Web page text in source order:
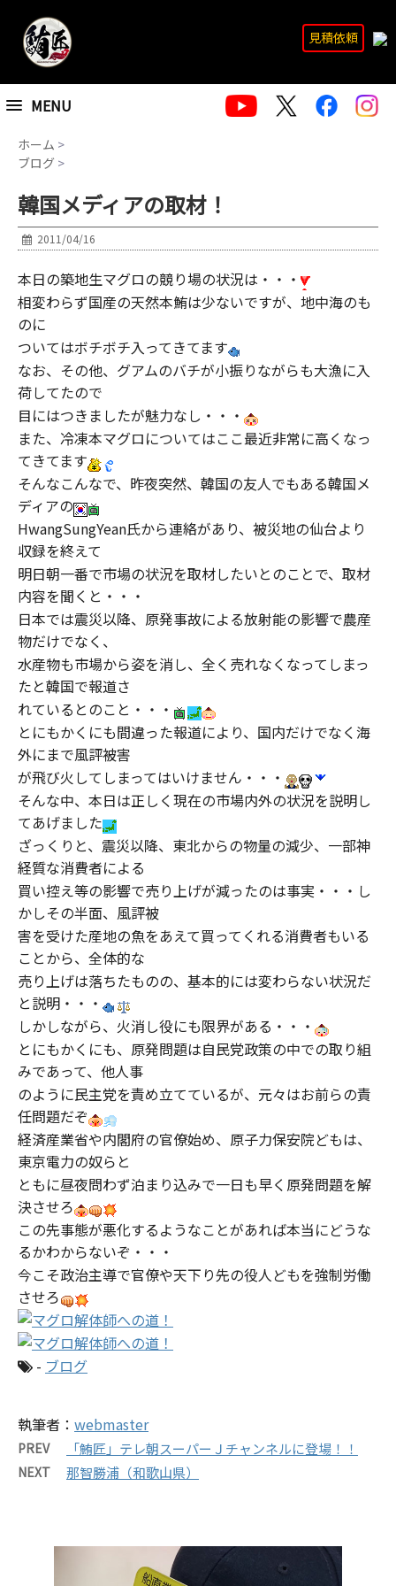
MENU
見積依頼
ホーム >
ブログ >
韓国メディアの取材！
2011/04/16
本日の築地生マグロの競り場の状況は・・・
相変わらず国産の天然本鮪は少ないですが、地中海のも
のに
ついてはボチボチ入ってきてます
なお、その他、グアムのバチが小振りながらも大漁に入
荷してたので
目にはつきましたが魅力なし・・・
また、冷凍本マグロについてはここ最近非常に高くなっ
てきてます
そんなこんなで、昨夜突然、韓国の友人でもある韓国メ
ディアの
HwangSungYean氏から連絡があり、被災地の仙台より
収録を終えて
明日朝一番で市場の状況を取材したいとのことで、取材
内容を聞くと・・・
日本では震災以降、原発事故による放射能の影響で農産
物だけでなく、
水産物も市場から姿を消し、全く売れなくなってしまっ
たと韓国で報道さ
れているとのこと・・・
とにもかくにも間違った報道により、国内だけでなく海
外にまで風評被害
が飛び火してしまってはいけません・・・
そんな中、本日は正しく現在の市場内外の状況を説明し
てあげました
ざっくりと、震災以降、東北からの物量の減少、一部神
経質な消費者による
買い控え等の影響で売り上げが減ったのは事実・・・し
かしその半面、風評被
害を受けた産地の魚をあえて買ってくれる消費者もいる
ことから、全体的な
売り上げは落ちたものの、基本的には変わらない状況だ
と説明・・・
しかしながら、火消し役にも限界がある・・・
とにもかくにも、原発問題は自民党政策の中での取り組
みであって、他人事
のように民主党を責め立てているが、元々はお前らの責
任問題だぞ
経済産業省や内閣府の官僚始め、原子力保安院どもは、
東京電力の奴らと
ともに昼夜問わず泊まり込みで一日も早く原発問題を解
決させろ
この先事態が悪化するようなことがあれば本当にどうな
るかわからないぞ・・・
今こそ政治主導で官僚や天下り先の役人どもを強制労働
させろ
- ブログ
執筆者： webmaster
PREV 「鮪匠」テレ朝スーパーＪチャンネルに登場！！
NEXT 那智勝浦（和歌山県）